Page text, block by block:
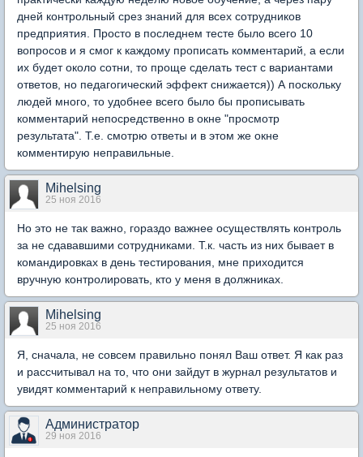
дней контрольный срез знаний для всех сотрудников
предприятия. Просто в последнем тесте было всего 10
вопросов и я смог к каждому прописать комментарий, а если
их будет около сотни, то проще сделать тест с вариантами
ответов, но педагогический эффект снижается)) А поскольку
людей много, то удобнее всего было бы прописывать
комментарий непосредственно в окне "просмотр
результата". Т.е. смотрю ответы и в этом же окне
комментирую неправильные.
Mihelsing
25 ноя 2016
Но это не так важно, гораздо важнее осуществлять контроль
за не сдававшими сотрудниками. Т.к. часть из них бывает в
командировках в день тестирования, мне приходится
вручную контролировать, кто у меня в должниках.
Mihelsing
25 ноя 2016
Я, сначала, не совсем правильно понял Ваш ответ. Я как раз
и рассчитывал на то, что они зайдут в журнал результатов и
увидят комментарий к неправильному ответу.
Администратор
29 ноя 2016